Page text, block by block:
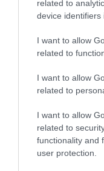
related to
device identifiers
I want to allow
related to
I want to allow
related to
I want to allow
related to
functionality and
user protection.